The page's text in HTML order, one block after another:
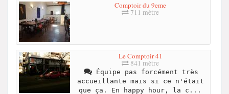
Comptoir du 9eme
711 mètre
Le Comptoir 41
841 mètre
Équipe pas forcément très
accueillante mais si ce n'était
que ça. En happy hour, la c...